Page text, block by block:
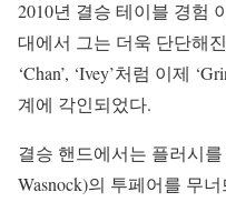
2010년 결승 테이블 경험
대에서 그는 더욱 단단해
‘Chan’, ‘Ivey’처럼 이제
계에 각인되었다.
결승 핸드에서는 플러시
Wasnock)의 투페어를 무